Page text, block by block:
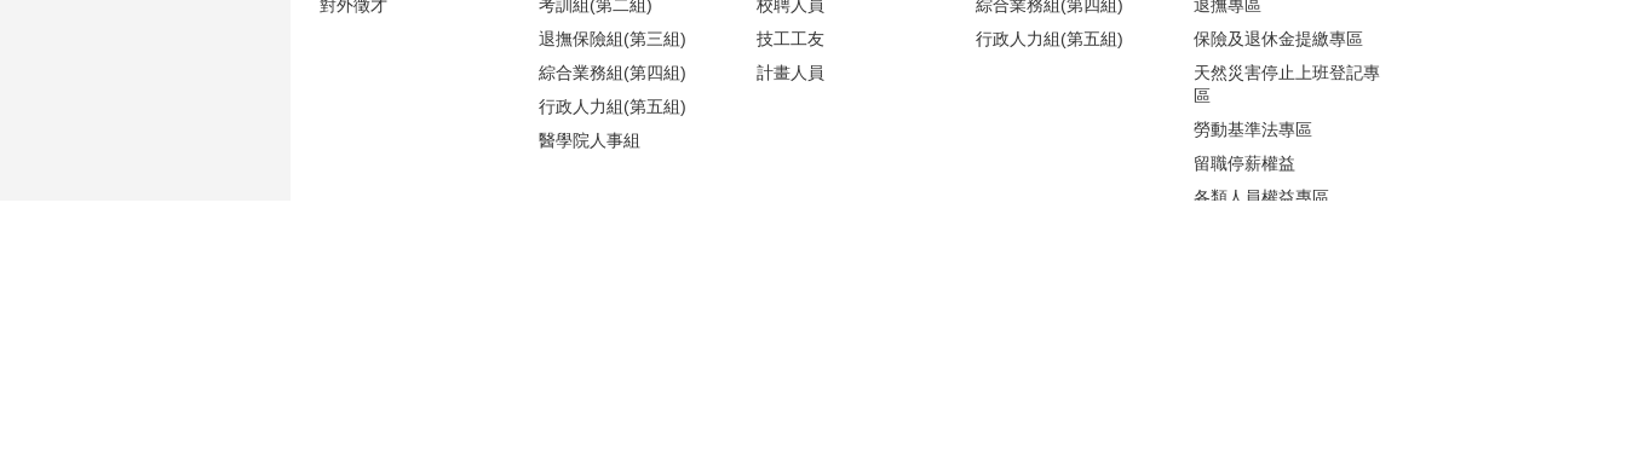
對外徵才
考訓組(第二組)
退撫保險組(第三組)
綜合業務組(第四組)
行政人力組(第五組)
醫學院人事組
校聘人員
技工工友
計畫人員
綜合業務組(第四組)
行政人力組(第五組)
退撫專區
保險及退休金提繳專區
天然災害停止上班登記專
區
勞動基準法專區
留職停薪權益
各類人員權益專區